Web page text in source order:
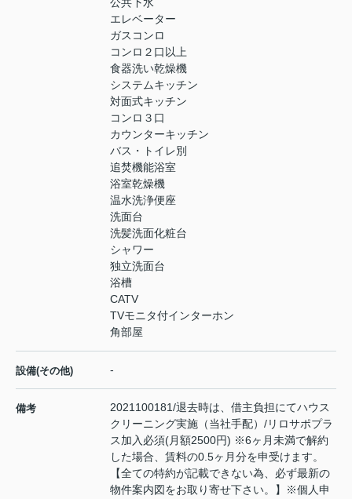
エレベーター
ガスコンロ
コンロ２口以上
食器洗い乾燥機
システムキッチン
対面式キッチン
コンロ３口
カウンターキッチン
バス・トイレ別
追焚機能浴室
浴室乾燥機
温水洗浄便座
洗面台
洗髪洗面化粧台
シャワー
独立洗面台
浴槽
CATV
TVモニタ付インターホン
角部屋
設備(その他) -
備考
2021100181/退去時は、借主負担にてハウス
クリーニング実施（当社手配）/リロサポプラ
ス加入必須(月額2500円) ※6ヶ月未満で解約
した場合、賃料の0.5ヶ月分を申受けます。
【全ての特約が記載できない為、必ず最新の
物件案内図をお取り寄せ下さい。】※個人申